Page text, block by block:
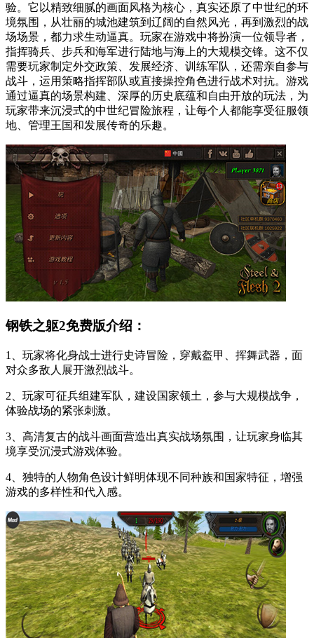
验。它以精致细腻的画面风格为核心，真实还原了中世纪的环
境氛围，从壮丽的城池建筑到辽阔的自然风光，再到激烈的战
场场景，都力求生动逼真。玩家在游戏中将扮演一位领导者，
指挥骑兵、步兵和海军进行陆地与海上的大规模交锋。这不仅
需要玩家制定外交政策、发展经济、训练军队，还需亲自参与
战斗，运用策略指挥部队或直接操控角色进行战术对抗。游戏
通过逼真的场景构建、深厚的历史底蕴和自由开放的玩法，为
玩家带来沉浸式的中世纪冒险旅程，让每个人都能享受征服领
地、管理王国和发展传奇的乐趣。
钢铁之躯2免费版介绍：
1、玩家将化身战士进行史诗冒险，穿戴盔甲、挥舞武器，面
对众多敌人展开激烈战斗。
2、玩家可征兵组建军队，建设国家领土，参与大规模战争，
体验战场的紧张刺激。
3、高清复古的战斗画面营造出真实战场氛围，让玩家身临其
境享受沉浸式游戏体验。
4、独特的人物角色设计鲜明体现不同种族和国家特征，增强
游戏的多样性和代入感。